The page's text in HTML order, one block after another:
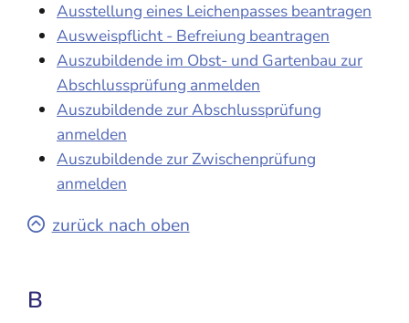
Ausstellung eines Leichenpasses beantragen
Ausweispflicht - Befreiung beantragen
Auszubildende im Obst- und Gartenbau zur
Abschlussprüfung anmelden
Auszubildende zur Abschlussprüfung
anmelden
Auszubildende zur Zwischenprüfung
anmelden
zurück nach oben
B